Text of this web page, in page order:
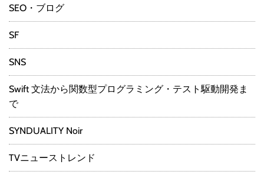
SEO・ブログ
SF
SNS
Swift 文法から関数型プログラミング・テスト駆動開発ま
で
SYNDUALITY Noir
TVニューストレンド